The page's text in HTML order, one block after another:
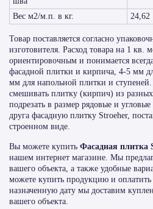
Вес м2/м.п. в кг. 24,62
Товар поставляется согласно
изготовителя. Расход товара на 1 кв.
ориентировочным и понимается
фасадной плитки и кирпича, 4-5 мм
мм для напольной плитки и
смешивать плитку (кирпич) из
подрезать в размер рядовые и
друга фасадную плитку Stroeher,
строенном виде.
Вы можете купить Фасадная плитка
нашем интернет магазине. Мы
вашего объекта, а также удобные
можете купить продукцию и
назначенную дату мы доставим
вашего объекта.